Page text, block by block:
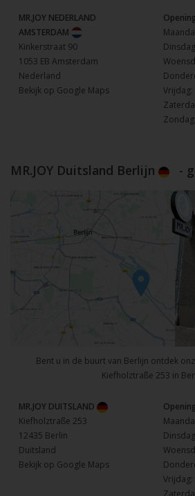
MR.JOY NEDERLAND
AMSTERDAM
Kinkerstraat 90
1053 EB Amsterdam
Nederland
Bekijk op Google Maps
Vrijdag:
Zondag:
MR.JOY Duitsland Berlijn -
Bent u in de buurt van Berlijn ontdek
Kiefholztraße 253 in
MR.JOY DUITSLAND
Kiefholztraße 253
12435 Berlin
Duitsland
Bekijk op Google Maps
Vrijdag: